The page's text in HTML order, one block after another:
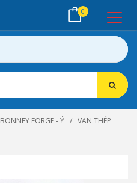
0
BONNEY FORGE - Ý
VAN THÉP